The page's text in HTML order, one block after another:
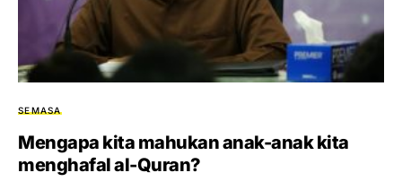
SEMASA
Mengapa kita mahukan anak-anak kita
menghafal al-Quran?